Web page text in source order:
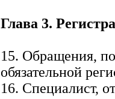
Глава 3.
15. Обращения,
обязательной
16. Специалист,